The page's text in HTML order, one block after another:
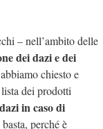
– nell’ambito delle
dei dazi e dei
chiesto e
dei prodotti
in caso di
perché è